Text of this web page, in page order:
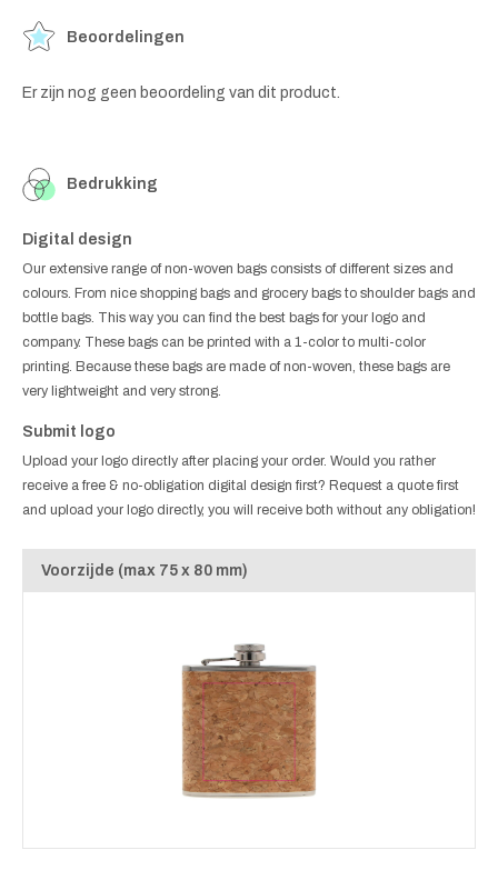
Beoordelingen
Er zijn nog geen beoordeling van dit product.
Bedrukking
Digital design
Our extensive range of non-woven bags consists of different sizes and
colours. From nice shopping bags and grocery bags to shoulder bags and
bottle bags. This way you can find the best bags for your logo and
company. These bags can be printed with a 1-color to multi-color
printing. Because these bags are made of non-woven, these bags are
very lightweight and very strong.
Submit logo
Upload your logo directly after placing your order. Would you rather
receive a free & no-obligation digital design first? Request a quote first
and upload your logo directly, you will receive both without any obligation!
Voorzijde (max 75 x 80 mm)